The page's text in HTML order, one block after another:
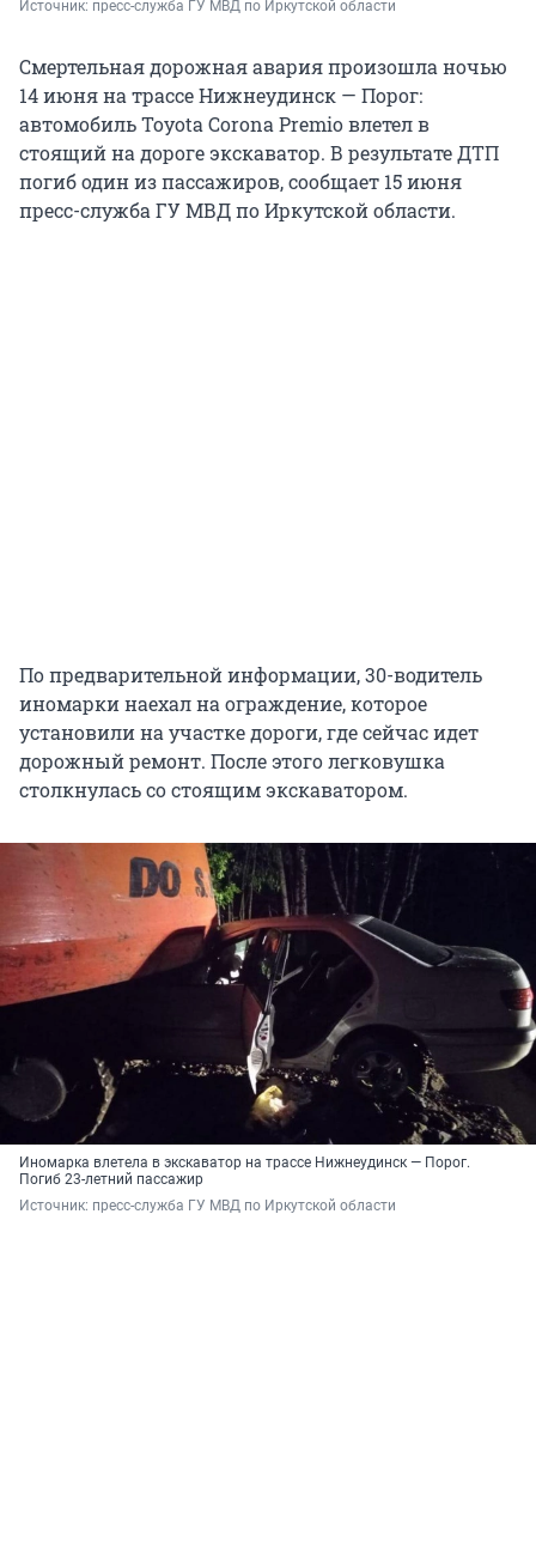
Источник: пресс-служба ГУ МВД по Иркутской области
Смертельная дорожная авария произошла ночью
14 июня на трассе Нижнеудинск — Порог:
автомобиль Toyota Corona Premio влетел в
стоящий на дороге экскаватор. В результате ДТП
погиб один из пассажиров, сообщает 15 июня
пресс-служба ГУ МВД по Иркутской области.
По предварительной информации, 30-водитель
иномарки наехал на ограждение, которое
установили на участке дороги, где сейчас идет
дорожный ремонт. После этого легковушка
столкнулась со стоящим экскаватором.
Иномарка влетела в экскаватор на трассе Нижнеудинск — Порог.
Погиб 23-летний пассажир
Источник: пресс-служба ГУ МВД по Иркутской области